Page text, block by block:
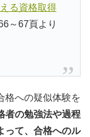
る資格取得
～67頁より
格への疑似体験を
者の勉強法や過程
って、合格へのル